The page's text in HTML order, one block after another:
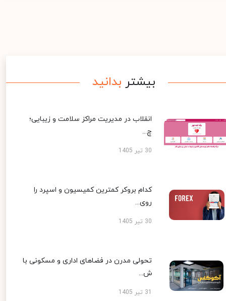
بیشتر بدانید
انقلاب در مدیریت مراکز سلامت و زیبایی؛
چ...
30 تیر 1405
کدام بروکر کمترین کمیسیون و اسپرد را
روی...
30 تیر 1405
تحولی مدرن در فضاهای اداری و مسکونی با
ش...